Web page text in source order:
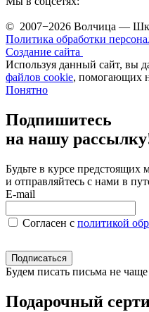
© 2007−2026 Волчица —
Политика обработки
Создание сайта
Используя данный сайт, вы
файлов cookie, помогающих
Понятно
Подпишитесь
на нашу
Будьте в курсе предстоящих
и отправляйтесь с нами в
E-mail
Согласен c политикой
Подписаться
Будем писать письма не
Подарочный